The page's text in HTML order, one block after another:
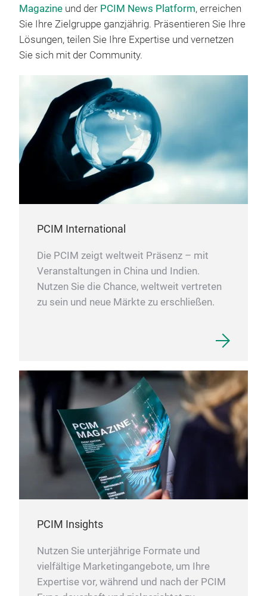
Magazine und der PCIM News Platform, erreichen
Sie Ihre Zielgruppe ganzjährig. Präsentieren Sie Ihre
Lösungen, teilen Sie Ihre Expertise und vernetzen
Sie sich mit der Community.
PCIM International
Die PCIM zeigt weltweit Präsenz – mit
Veranstaltungen in China und Indien.
Nutzen Sie die Chance, weltweit vertreten
zu sein und neue Märkte zu erschließen.
PCIM Insights
Nutzen Sie unterjährige Formate und
vielfältige Marketingangebote, um Ihre
Expertise vor, während und nach der PCIM